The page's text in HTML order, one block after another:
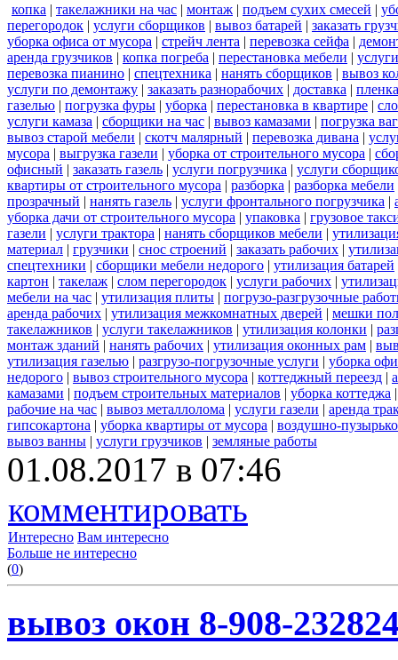
копка | такелажники на час | монтаж | подъем сухих смесей |
перегородок | услуги сборщиков | вывоз батарей | заказать
уборка офиса от мусора | стрейч лента | перевозка сейфа |
аренда грузчиков | копка погреба | перестановка мебели |
перевозка пианино | спецтехника | нанять сборщиков | вывоз
услуги по демонтажу | заказать разнорабочих | доставка | пленка
газелью | погрузка фуры | уборка | перестановка в квартире |
услуги камаза | сборщики на час | вывоз камазами | погрузка
вывоз старой мебели | скотч малярный | перевозка дивана |
мусора | выгрузка газели | уборка от строительного мусора |
офисный | заказать газель | услуги погрузчика | услуги
квартиры от строительного мусора | разборка | разборка мебели
прозрачный | нанять газель | услуги фронтального погрузчика |
уборка дачи от строительного мусора | упаковка | грузовое
газели | услуги трактора | нанять сборщиков мебели |
материал | грузчики | снос строений | заказать рабочих |
спецтехники | сборщики мебели недорого | утилизация батарей
картон | такелаж | слом перегородок | услуги рабочих |
мебели на час | утилизация плиты | погрузо-разгрузочные
аренда рабочих | утилизация межкомнатных дверей | мешки
такелажников | услуги такелажников | утилизация колонки |
монтаж зданий | нанять рабочих | утилизация оконных рам |
утилизация газелью | разгрузо-погрузочные услуги | уборка
недорого | вывоз строительного мусора | коттеджный переезд |
камазами | подъем строительных материалов | уборка коттеджа
рабочие на час | вывоз металлолома | услуги газели | аренда
гипсокартона | уборка квартиры от мусора | воздушно-
вывоз ванны | услуги грузчиков | земляные работы
01.08.2017 в 07:46
комментировать
Интересно Вам интересно
Больше не интересно
(0)
вывоз окон 8-908-